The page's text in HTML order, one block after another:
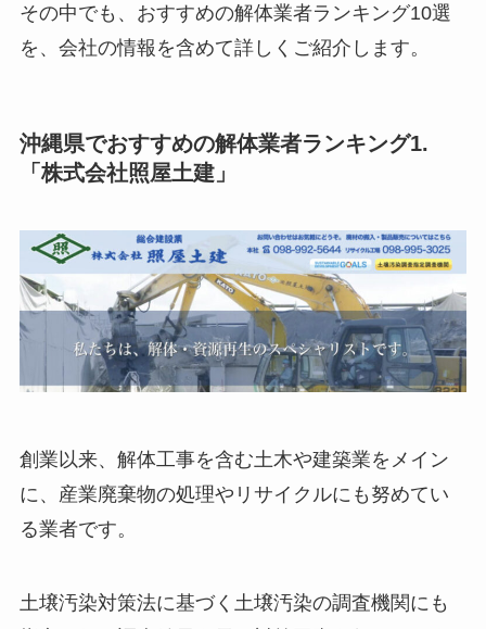
その中でも、おすすめの解体業者ランキング10選
を、会社の情報を含めて詳しくご紹介します。
沖縄県でおすすめの解体業者ランキング1.
「株式会社照屋土建」
創業以来、解体工事を含む土木や建築業をメイン
に、産業廃棄物の処理やリサイクルにも努めてい
る業者です。
土壌汚染対策法に基づく土壌汚染の調査機関にも